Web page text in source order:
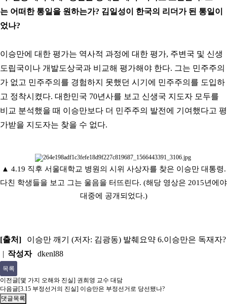
는 어떠한 통일을 원하는가? 김일성이 한국의 리더가 된 통일이
었나?
이승만에 대한 평가는 역사적 과정에 대한 평가, 주변국 및 신생
도립국이나 개발도상국과 비교해 평가해야 한다. 그는 민주주의
가 없고 민주주의를 경험하지 못했던 시기에 민주주의를 도입하
고 정착시켰다. 대한민국 70년사를 보고 신생국 지도자 모두를
비교 분석했을 때 이승만보다 더 민주주의 발전에 기여했다고 평
가받을 지도자는 찾을 수 없다.
▲ 4.19 직후 서울대학교 병원의 시위 사상자를 찾은 이승만 대통령.
다친 학생들을 보고 그는 울음을 터뜨린다. (해당 영상은 2015년에야
대중에 공개되었다.)
[출처]
이승만 깨기 (저자: 김광동) 발췌요약 6.이승만은 독재자?
| 작성자 dkenl88
목록
이전글[몇 가지 오해와 진실] 권희영 교수 대담
다음글[3.15 부정선거의 진실] 이승만은 부정선거로 당선됐나?
댓글목록